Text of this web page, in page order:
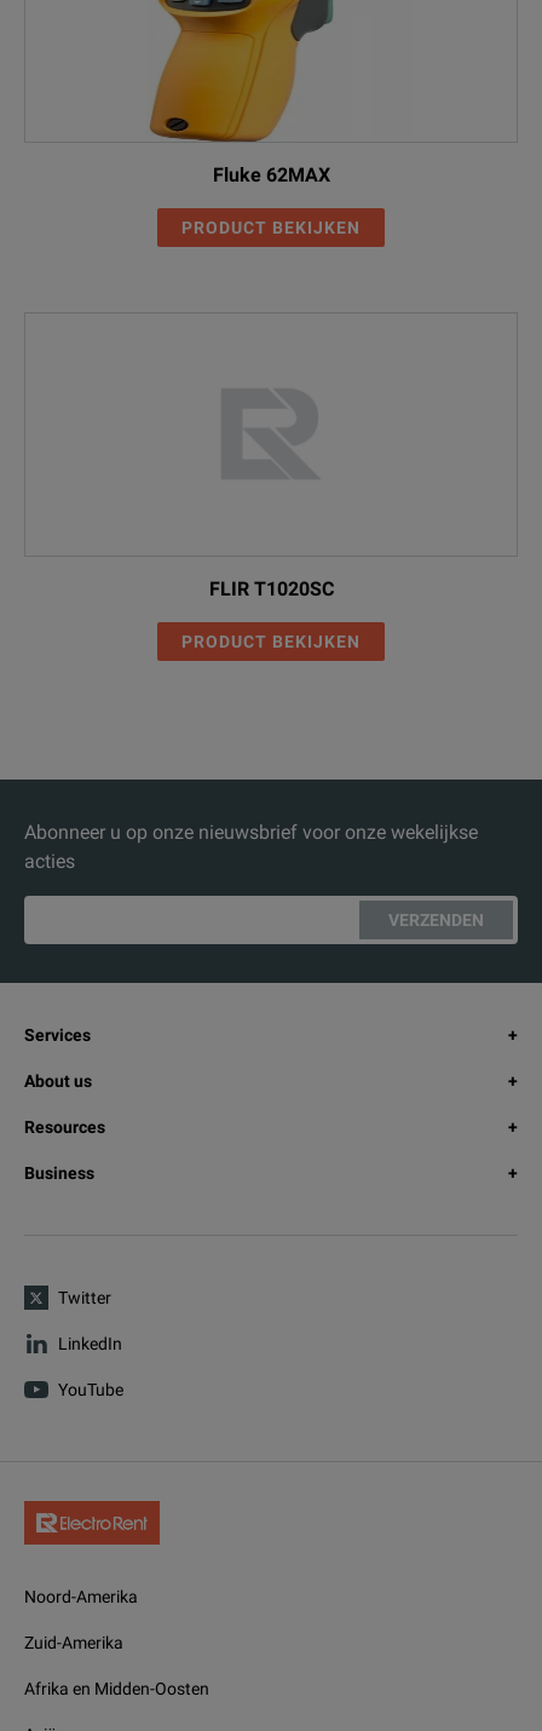
Fluke 62MAX
PRODUCT BEKIJKEN
FLIR T1020SC
PRODUCT BEKIJKEN
Abonneer u op onze nieuwsbrief voor onze wekelijkse
acties
VERZENDEN
Services
About us
Resources
Business
Twitter
LinkedIn
YouTube
Noord-Amerika
Zuid-Amerika
Afrika en Midden-Oosten